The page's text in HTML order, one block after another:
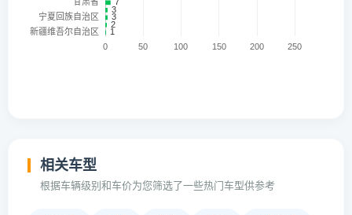
相关车型
根据车辆级别和车价为您筛选了一些热门车型供参考